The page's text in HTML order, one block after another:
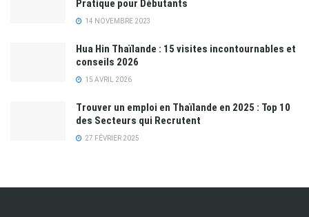
Pratique pour Débutants
14 NOVEMBRE 2023
Hua Hin Thaïlande : 15 visites incontournables et
conseils 2026
15 AVRIL 2026
Trouver un emploi en Thaïlande en 2025 : Top 10
des Secteurs qui Recrutent
27 FÉVRIER 2025